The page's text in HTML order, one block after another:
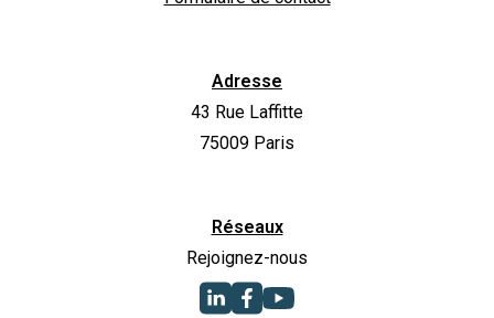
Adresse
43 Rue Laffitte
75009 Paris
Réseaux
Rejoignez-nous